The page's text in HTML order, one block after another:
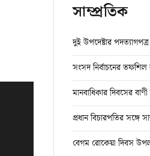
সাম্প্রতিক
দুই উপদেষ্টার
সংসদ নির্বাচনের
মানবাধিকার দিবসের
প্রধান বিচারপতির সঙ্গে
বেগম রোকেয়া দিবস